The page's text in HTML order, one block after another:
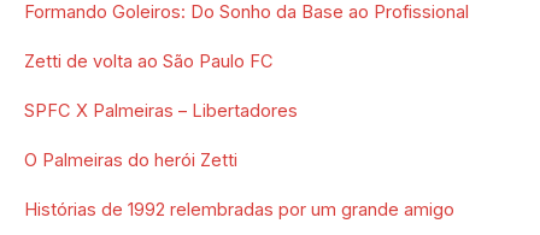
Formando Goleiros: Do Sonho da Base ao Profissional
Zetti de volta ao São Paulo FC
SPFC X Palmeiras – Libertadores
O Palmeiras do herói Zetti
Histórias de 1992 relembradas por um grande amigo